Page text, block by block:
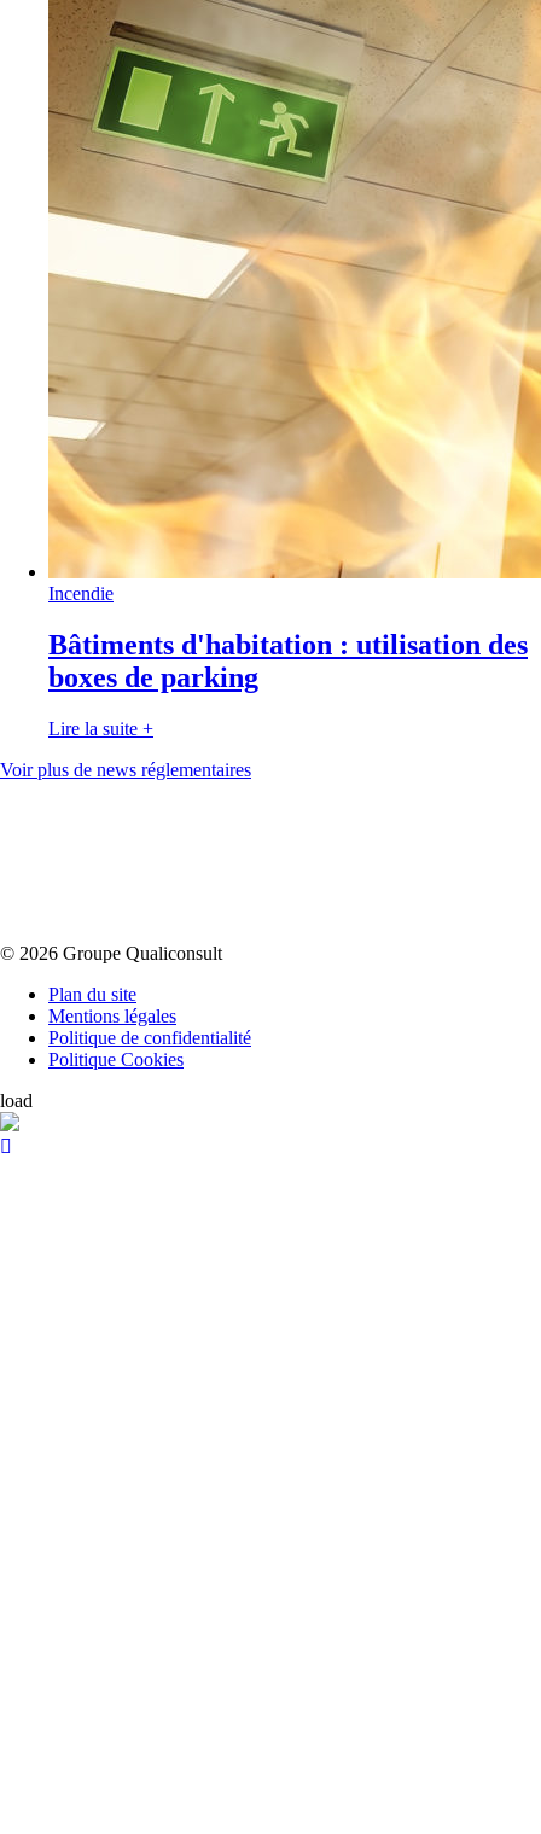
Incendie
Bâtiments d'habitation : utilisation des
boxes de parking
Lire la suite +
Voir plus de news réglementaires
© 2026 Groupe Qualiconsult
Plan du site
Mentions légales
Politique de confidentialité
Politique Cookies
load